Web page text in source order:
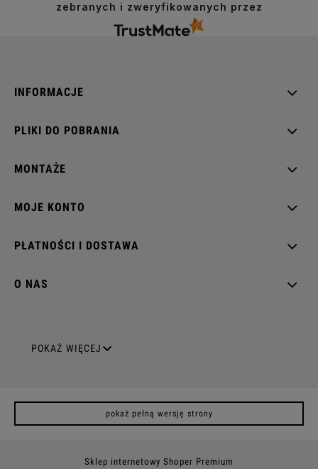
zebranych i zweryfikowanych przez
INFORMACJE
PLIKI DO POBRANIA
MONTAŻE
MOJE KONTO
PŁATNOŚCI I DOSTAWA
O NAS
GNIAZDA ELEKTRYCZNE
Gniazda podwójne z uziemieniem
POKAŻ WIĘCEJ
pokaż pełną wersję strony
Sklep internetowy Shoper Premium